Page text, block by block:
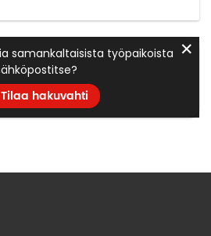
samankaltaisista työpaikoista
Tilaa hakuvahti
✕